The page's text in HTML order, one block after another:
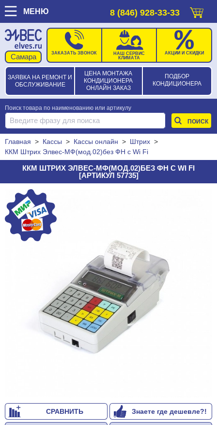
МЕНЮ 8 (846) 928-33-33
ЗАЯВКА НА РЕМОНТ И
ОБСЛУЖИВАНИЕ
ЦЕНА МОНТАЖА
КОНДИЦИОНЕРА
ОНЛАЙН ЗАКАЗ
ПОДБОР
КОНДИЦИОНЕРА
ЗАКАЗАТЬ ЗВОНОК
НАШ СЕРВИС
КЛИМАТА
АКЦИИ И СКИДКИ
Поиск товара по наименованию или артикулу
Главная > Кассы > Кассы онлайн > Штрих >
ККМ Штрих Элвес-МФ(мод.02)без ФН с Wi Fi
ККМ ШТРИХ ЭЛВЕС-МФ(МОД.02)БЕЗ ФН С WI FI
[АРТИКУЛ 57735]
СРАВНИТЬ Знаете где дешевле?!